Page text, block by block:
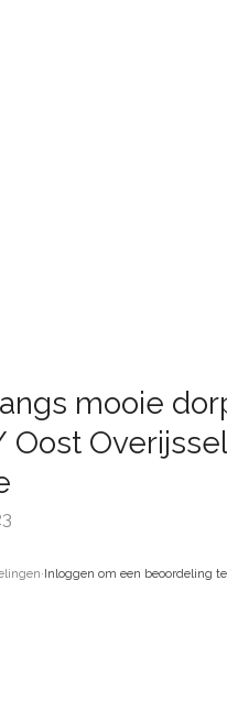
mooie
Oost
·Inloggen om een beoordeling